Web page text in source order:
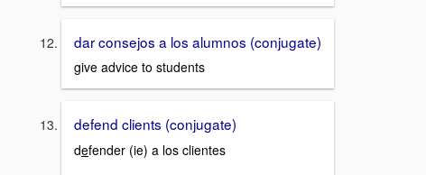
dar consejos a los alumnos (conjugate)
give advice to students
defend clients (conjugate)
defender (ie) a los clientes